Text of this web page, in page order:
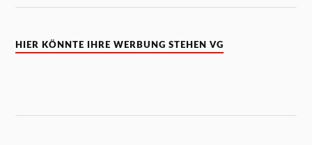
HIER KÖNNTE IHRE WERBUNG STEHEN VG